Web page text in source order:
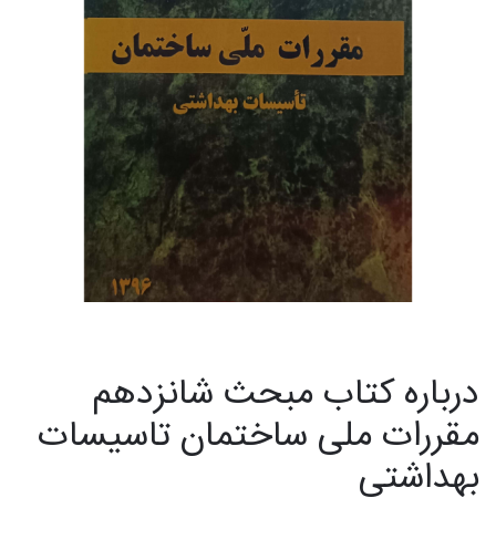
درباره کتاب مبحث شانزدهم
مقررات ملی ساختمان تاسیسات
بهداشتی